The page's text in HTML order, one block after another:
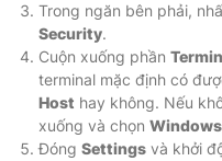
Trong ngăn bên phải,
Security.
Cuộn xuống phần
terminal mặc định có
Host hay không. Nếu
xuống và chọn
Đóng Settings và khởi